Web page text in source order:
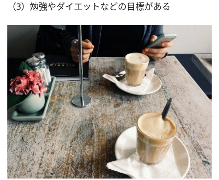
（3）勉強やダイエットなどの目標がある